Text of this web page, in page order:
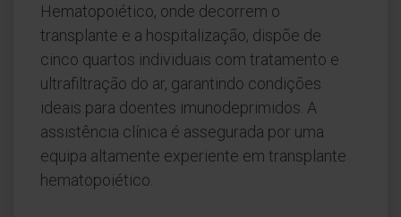
Hematopoiético, onde decorrem o
transplante e a hospitalização, dispõe de
cinco quartos individuais com tratamento e
ultrafiltração do ar, garantindo condições
ideais para doentes imunodeprimidos. A
assistência clínica é assegurada por uma
equipa altamente experiente em transplante
hematopoiético.